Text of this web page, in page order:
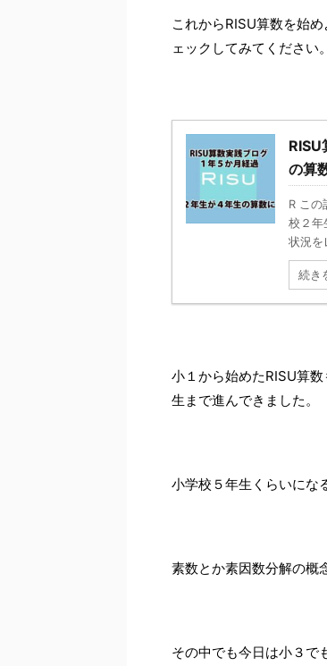
これからRISU算数を始
ェックしてみてください。
RISU
の算
R この
校２年
状況を
続き
小１から始めたRISU算
生まで進んできました。
小学校５年生くらいにな
素数とか素因数分解の概
その中でも今日は小３で